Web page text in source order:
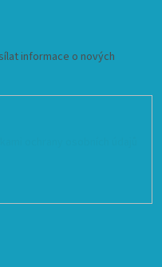
informace o nových